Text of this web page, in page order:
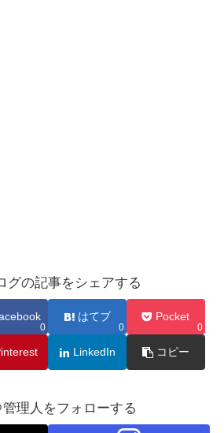
グの記事をシェアする
0
はてブ
0
Pocket
0
LinkedIn コピー
管理人をフォローする